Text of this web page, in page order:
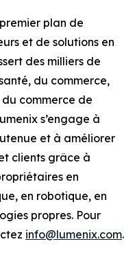
plan de
et de solutions en
des milliers de
du commerce,
commerce de
s’engage à
et à améliorer
clients grâce à
en
en robotique, en
propres. Pour
info@lumenix.com.